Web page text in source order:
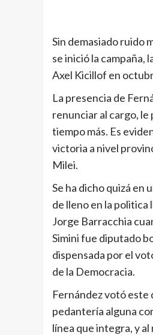
Sin demasiado ruido
se inició la campaña,
Axel Kicillof en
La presencia de
renunciar al cargo,
tiempo más. Es
victoria a nivel
Milei.
Se ha dicho quizá en
de lleno en la politica
Jorge Barracchia
Simini fue diputado
dispensada por el
de la Democracia.
Fernández votó este
pedantería alguna
línea que integra, y